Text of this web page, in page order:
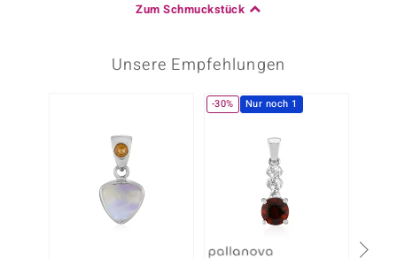
Zum Schmuckstück
Unsere Empfehlungen
-30% Nur noch 1